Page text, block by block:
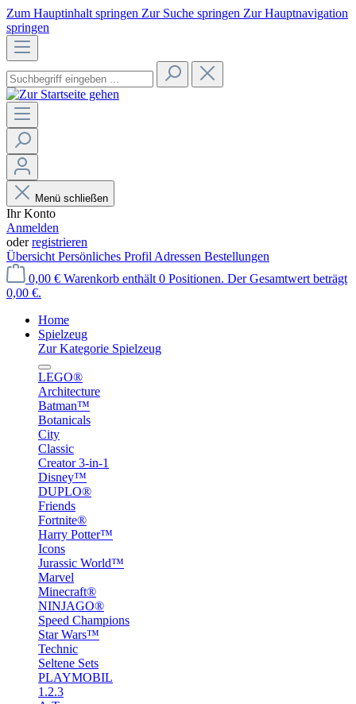
Zum Hauptinhalt springen Zur Suche springen Zur Hauptnavigation
springen
Menü schließen
Ihr Konto
Anmelden
oderregistrieren
Übersicht Persönliches Profil Adressen Bestellungen
0,00 € Warenkorb enthält 0 Positionen. Der Gesamtwert beträgt
0,00 €.
Home
Spielzeug
Zur Kategorie Spielzeug
LEGO®
Architecture
Batman™
Botanicals
City
Classic
Creator 3-in-1
Disney™
DUPLO®
Friends
Fortnite®
Harry Potter™
Icons
Jurassic World™
Marvel
Minecraft®
NINJAGO®
Speed Champions
Star Wars™
Technic
Seltene Sets
PLAYMOBIL
1.2.3